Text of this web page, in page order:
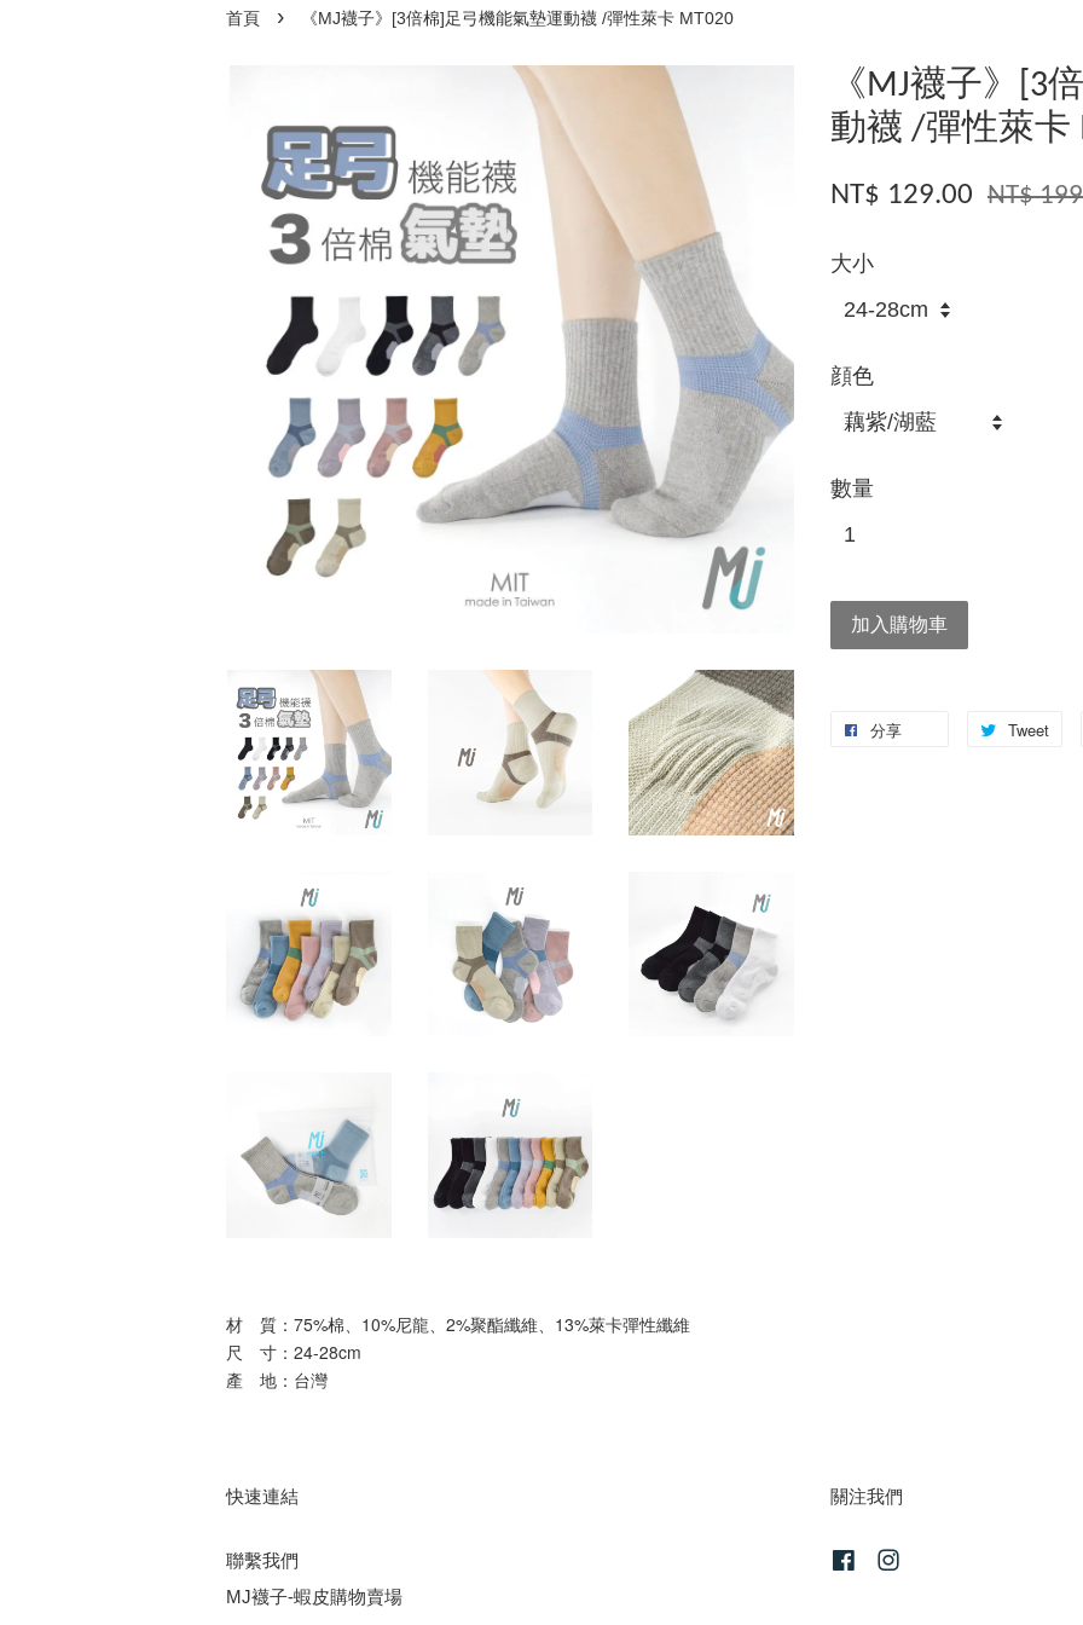
首頁 › 《MJ襪子》[3倍棉]足弓機能氣墊運動襪 /彈性萊卡 MT020
《MJ襪子》[3
動襪 /彈性萊卡
NT$ 129.00 NT$
大小
顔色
數量
加入購物車
分享 Tweet
材　質：75%棉、10%尼龍、2%聚酯纖維、13%萊卡彈性纖維
尺　寸：24-28cm
產　地：台灣
快速連結
聯繫我們
MJ襪子-蝦皮購物賣場
關注我們
Facebook